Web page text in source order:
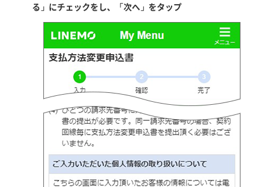
る」にチェックをし、「次へ」をタップ